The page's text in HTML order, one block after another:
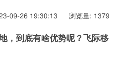
09-26 19:30:13 浏览量: 1379
，到底有啥优势呢？飞际移